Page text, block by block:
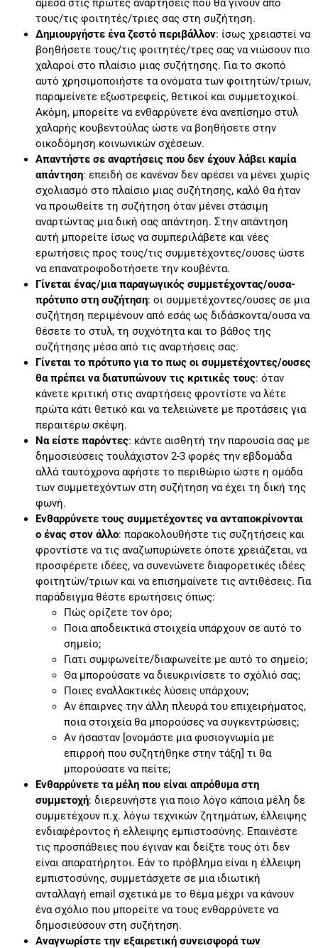
άμεσα στις πρώτες αναρτήσεις που θα γίνουν από
τους/τις φοιτητές/τριες σας στη συζήτηση.
Δημιουργήστε ένα ζεστό περιβάλλον: ίσως χρειαστεί να
βοηθήσετε τους/τις φοιτητές/τρες σας να νιώσουν πιο
χαλαροί στο πλαίσιο μιας συζήτησης. Για το σκοπό
αυτό χρησιμοποιήστε τα ονόματα των φοιτητών/τριων,
παραμείνετε εξωστρεφείς, θετικοί και συμμετοχικοί.
Ακόμη, μπορείτε να ενθαρρύνετε ένα ανεπίσημο στυλ
χαλαρής κουβεντούλας ώστε να βοηθήσετε στην
οικοδόμηση κοινωνικών σχέσεων.
Απαντήστε σε αναρτήσεις που δεν έχουν λάβει καμία
απάντηση: επειδή σε κανέναν δεν αρέσει να μένει χωρίς
σχολιασμό στο πλαίσιο μιας συζήτησης, καλό θα ήταν
να προωθείτε τη συζήτηση όταν μένει στάσιμη
αναρτώντας μια δική σας απάντηση. Στην απάντηση
αυτή μπορείτε ίσως να συμπεριλάβετε και νέες
ερωτήσεις προς τους/τις συμμετέχοντες/ουσες ώστε
να επανατροφοδοτήσετε την κουβέντα.
Γίνεται ένας/μια παραγωγικός συμμετέχοντας/ουσα-
πρότυπο στη συζήτηση: οι συμμετέχοντες/ουσες σε μια
συζήτηση περιμένουν από εσάς ως διδάσκοντα/ουσα να
θέσετε το στυλ, τη συχνότητα και το βάθος της
συζήτησης μέσα από τις αναρτήσεις σας.
Γίνεται το πρότυπο για το πως οι συμμετέχοντες/ουσες
θα πρέπει να διατυπώνουν τις κριτικές τους: όταν
κάνετε κριτική στις αναρτήσεις φροντίστε να λέτε
πρώτα κάτι θετικό και να τελειώνετε με προτάσεις για
περαιτέρω σκέψη.
Να είστε παρόντες: κάντε αισθητή την παρουσία σας με
δημοσιεύσεις τουλάχιστον 2-3 φορές την εβδομάδα
αλλά ταυτόχρονα αφήστε το περιθώριο ώστε η ομάδα
των συμμετεχόντων στη συζήτηση να έχει τη δική της
φωνή.
Ενθαρρύνετε τους συμμετέχοντες να ανταποκρίνονται
ο ένας στον άλλο: παρακολουθήστε τις συζητήσεις και
φροντίστε να τις αναζωπυρώνετε όποτε χρειάζεται, να
προσφέρετε ιδέες, να συνενώνετε διαφορετικές ιδέες
φοιτητών/τριων και να επισημαίνετε τις αντιθέσεις. Για
παράδειγμα θέστε ερωτήσεις όπως:
Πώς ορίζετε τον όρο;
Ποια αποδεικτικά στοιχεία υπάρχουν σε αυτό το
σημείο;
Γιατι συμφωνείτε/διαφωνείτε με αυτό το σημείο;
Θα μπορούσατε να διευκρινίσετε το σχόλιό σας;
Ποιες εναλλακτικές λύσεις υπάρχουν;
Αν έπαιρνες την άλλη πλευρά του επιχειρήματος,
ποια στοιχεία θα μπορούσες να συγκεντρώσεις;
Αν ήσασταν [ονομάστε μια φυσιογνωμία με
επιρροή που συζητήθηκε στην τάξη] τι θα
μπορούσατε να πείτε;
Ενθαρρύνετε τα μέλη που είναι απρόθυμα στη
συμμετοχή: διερευνήστε για ποιο λόγο κάποια μέλη δε
συμμετέχουν π.χ. λόγω τεχνικών ζητημάτων, έλλειψης
ενδιαφέροντος ή ελλειψης εμπιστοσύνης. Επαινέστε
τις προσπάθειες που έγιναν και δείξτε τους ότι δεν
είναι απαρατήρητοι. Εάν το πρόβλημα είναι η έλλειψη
εμπιστοσύνης, συμμετάσχετε σε μια ιδιωτική
ανταλλαγή email σχετικά με το θέμα μέχρι να κάνουν
ένα σχόλιο που μπορείτε να τους ενθαρρύνετε να
δημοσιεύσουν στη συζήτηση.
Αναγνωρίστε την εξαιρετική συνεισφορά των